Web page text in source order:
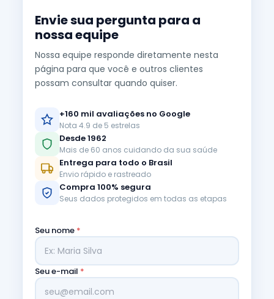
Envie sua pergunta para a
nossa equipe
Nossa equipe responde diretamente nesta
página para que você e outros clientes
possam consultar quando quiser.
+160 mil avaliações no Google
Nota 4.9 de 5 estrelas
Desde 1962
Mais de 60 anos cuidando da sua saúde
Entrega para todo o Brasil
Envio rápido e rastreado
Compra 100% segura
Seus dados protegidos em todas as etapas
Seu nome *
Seu e-mail *